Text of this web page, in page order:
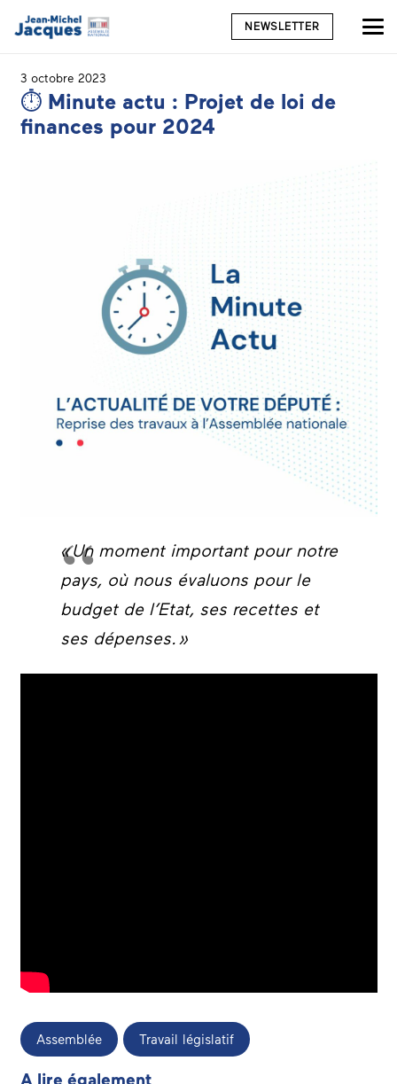
NEWSLETTER
3 octobre 2023
⏱ Minute actu : Projet de loi de
finances pour 2024
« Un moment important pour notre
pays, où nous évaluons pour le
budget de l’Etat, ses recettes et
ses dépenses. »
Assemblée Travail législatif
A lire également